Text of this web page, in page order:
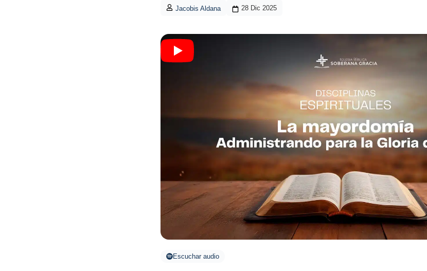
Jacobis Aldana 28 Dic 2025
Escuchar audio